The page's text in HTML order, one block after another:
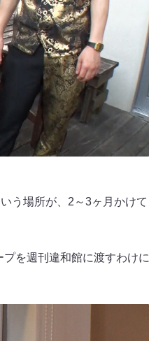
う場所が、2～3ヶ月かけて
を週刊違和館に渡すわけに